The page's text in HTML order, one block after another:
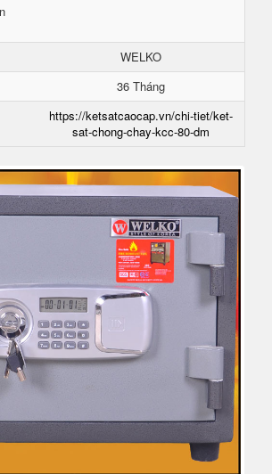
WELKO
36 Tháng
https://ketsatcaocap.vn/chi-tiet/ket-
sat-chong-chay-kcc-80-dm